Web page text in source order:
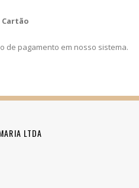
de pagamento em nosso sistema.
LTDA